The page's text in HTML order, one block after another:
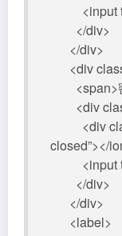
<input
</div>
</div>
<div
<span>
<div
<div
closed”></
<input
</div>
</div>
<label>